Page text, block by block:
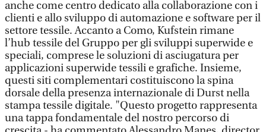
anche come centro dedicato alla collaborazione con i
clienti e allo sviluppo di automazione e software per il
settore tessile. Accanto a Como, Kufstein rimane
l’hub tessile del Gruppo per gli sviluppi superwide e
speciali, comprese le soluzioni di asciugatura per
applicazioni superwide tessili e grafiche. Insieme,
questi siti complementari costituiscono la spina
dorsale della presenza internazionale di Durst nella
stampa tessile digitale. "Questo progetto rappresenta
una tappa fondamentale del nostro percorso di